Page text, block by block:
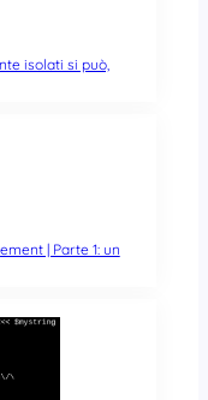
isolati si può,
| Parte 1: un